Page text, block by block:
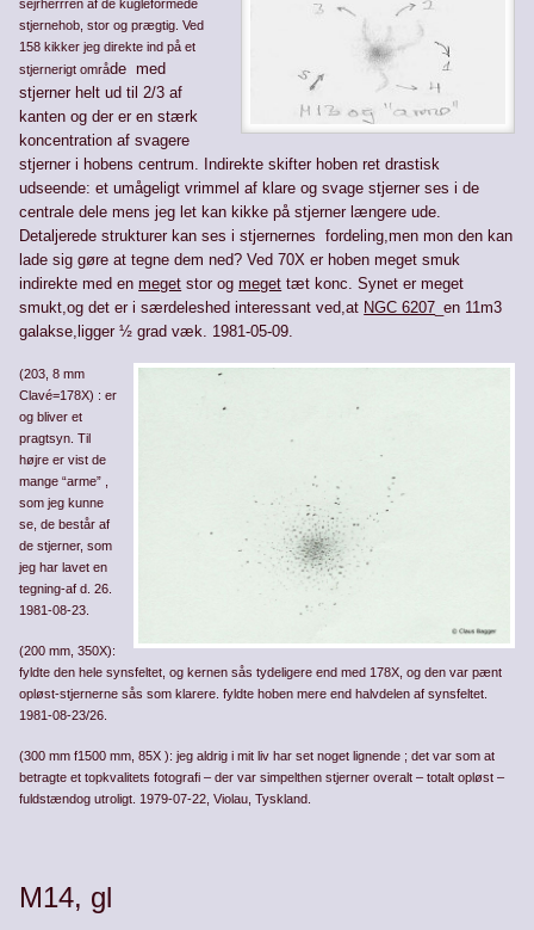
sejrherrren af de kugleformede
stjernehob, stor og prægtig. Ved
158 kikker jeg direkte ind på et
stjernerigt område med
stjerner helt ud til 2/3 af
kanten og der er en stærk
koncen­tration af svagere
stjerner i hobens centrum. Indirekte skifter hoben ret drastisk
udseende: et umågeligt vrimmel af klare og svage stjerner ses i de
centrale dele mens jeg let kan kikke på stjerner længere ude.
Detaljerede strukturer kan ses i stjernernes fordeling,men mon den kan
lade sig gøre at tegne dem ned? Ved 70X er hoben meget smuk
indirekte med enmeget stor ogmeget tæt konc. Synet er meget
smukt,og det er i særdeleshed interessant ved,at NGC 6207 _en 11m3
galakse,ligger ½ grad væk. 1981-05-09.
(203, 8 mm
Clavé=178X) : er
og bliver et
pragtsyn. Til
højre er vist de
mange “arme” ,
som jeg kunne
se, de består af
de stjerner, som
jeg har lavet en
tegning-af d. 26.
1981-08-23.
(200 mm, 350X):
fyldte den hele synsfeltet, og kernen sås tydeligere end med 178X, og den var pænt
opløst-stjernerne sås som klarere. fyldte hoben mere end halvdelen af synsfeltet.
1981-08-23/26.
(300 mm f1500 mm, 85X ): jeg aldrig i mit liv har set noget lignende ; det var som at
betragte et topkvalitets fotografi – der var simpelthen stjerner overalt – totalt opløst –
fuldstændog utroligt. 1979-07-22, Violau, Tyskland.
M14, gl